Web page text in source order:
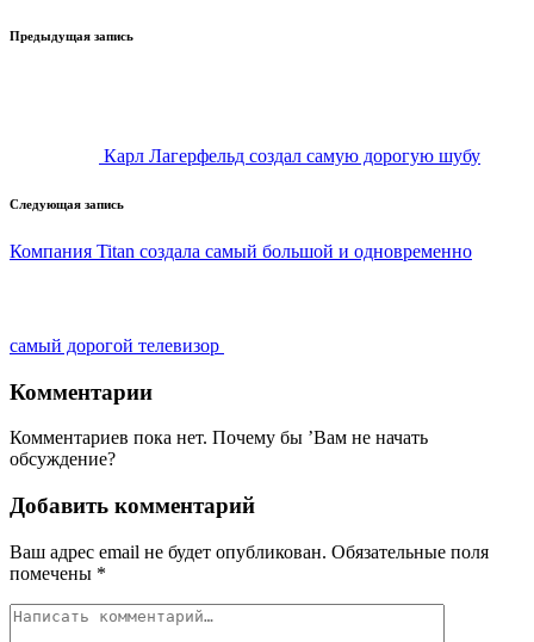
Навигация
Предыдущая запись
Карл Лагерфельд создал самую дорогую шубу
Следующая запись
Компания Titan создала самый большой и одновременно
самый дорогой телевизор
Комментарии
Комментариев пока нет. Почему бы ’Вам не начать
обсуждение?
Добавить комментарий
Ваш адрес email не будет опубликован. Обязательные поля
помечены *